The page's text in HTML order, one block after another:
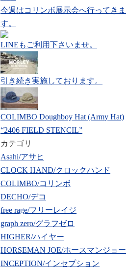
今週はコリンボ展示会へ行ってきま
す。
LINEもご利用下さいませ。
引き続き実施しております。
COLIMBO Doughboy Hat (Army Hat)
“2406 FIELD STENCIL”
カテゴリ
Asahi/アサヒ
CLOCK HAND/クロックハンド
COLIMBO/コリンボ
DECHO/デコ
free rage/フリーレイジ
graph zero/グラフゼロ
HIGHER/ハイヤー
HORSEMAN JOE/ホースマンジョー
INCEPTION/インセプション